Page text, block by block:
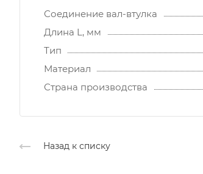
Соединение вал-втулка
Длина L, мм
Тип
Материал
Страна производства
Назад к списку